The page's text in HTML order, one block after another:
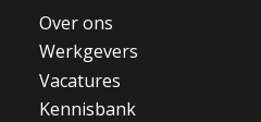
Over ons
Werkgevers
Vacatures
Kennisbank